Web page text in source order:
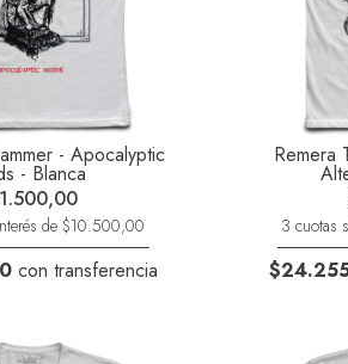
- Apocalyptic
- Blanca
de $10.500,00
con transferencia
Remera
3 cuotas